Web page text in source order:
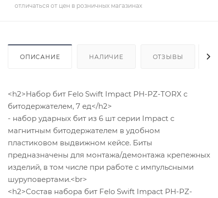
отличаться от цен в розничных магазинах
ОПИСАНИЕ НАЛИЧИЕ ОТЗЫВЫ
<h2>Набор бит Felo Swift Impact PH-PZ-TORX с
битодержателем, 7 ед</h2>
- набор ударных бит из 6 шт серии Impact с
магнитным битодержателем в удобном
пластиковом выдвижном кейсе. Биты
предназначены для монтажа/демонтажа крепежных
изделий, в том числе при работе с импульсными
шуруповертами.<br>
<h2>Состав набора бит Felo Swift Impact PH-PZ-